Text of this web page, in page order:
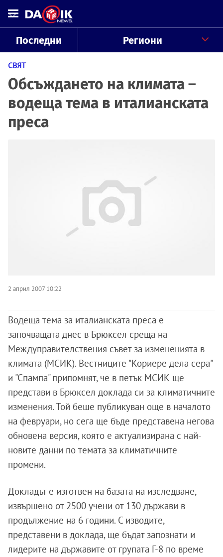
Последни Региони
СВЯТ
Обсъждането на климата –
водеща тема в италианската
преса
2 април 2007 10:22
Водеща тема за италианската преса е
започващата днес в Брюксел среща на
Междуправителствения съвет за измененията в
климата (МСИК). Вестниците "Кориере дела сера"
и "Спампа" припомнят, че в петък МСИК ще
представи в Брюксел доклада си за климатичните
изменения. Той беше публикуван още в началото
на февруари, но сега ще бъде представена негова
обновена версия, която е актуализирана с най-
новите данни по темата за климатичните
промени.
Докладът е изготвен на базата на изследване,
извършено от 2500 учени от 130 държави в
продължение на 6 години. С изводите,
представени в доклада, ще бъдат запознати и
лидерите на държавите от групата Г-8 по време